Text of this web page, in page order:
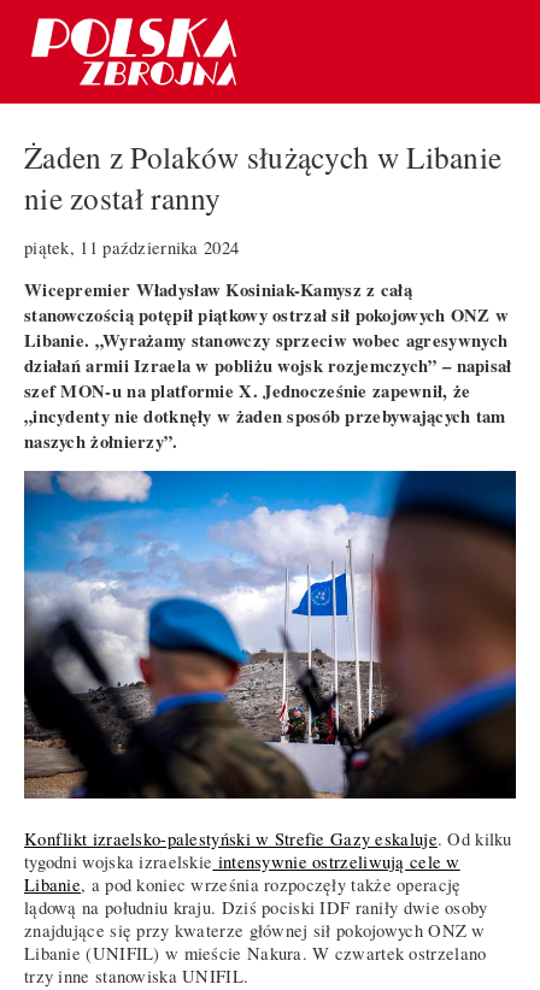
Żaden z Polaków służących w Libanie
nie został ranny
piątek, 11 października 2024
Wicepremier Władysław Kosiniak-Kamysz z całą
stanowczością potępił piątkowy ostrzał sił pokojowych ONZ w
Libanie. „Wyrażamy stanowczy sprzeciw wobec agresywnych
działań armii Izraela w pobliżu wojsk rozjemczych” – napisał
szef MON-u na platformie X. Jednocześnie zapewnił, że
„incydenty nie dotknęły w żaden sposób przebywających tam
naszych żołnierzy”.
Konflikt izraelsko-palestyński w Strefie Gazy eskaluje. Od kilku
tygodni wojska izraelskie intensywnie ostrzeliwują cele w
Libanie, a pod koniec września rozpoczęły także operację
lądową na południu kraju. Dziś pociski IDF raniły dwie osoby
znajdujące się przy kwaterze głównej sił pokojowych ONZ w
Libanie (UNIFIL) w mieście Nakura. W czwartek ostrzelano
trzy inne stanowiska UNIFIL.